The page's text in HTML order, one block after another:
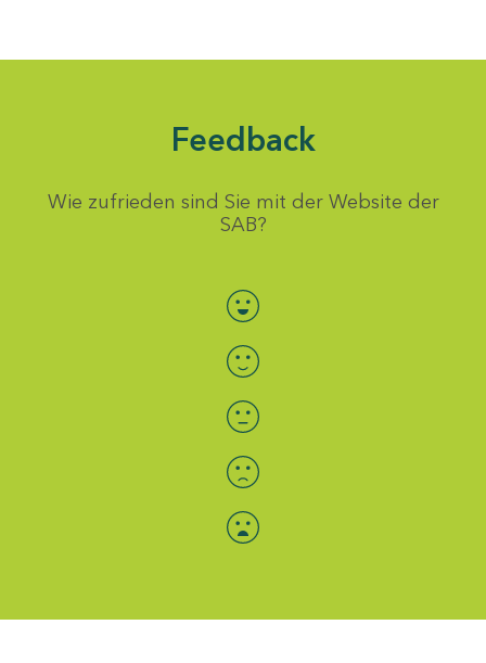
Feedback
Wie zufrieden sind Sie mit der Website der
SAB?
Bewertung auswählen